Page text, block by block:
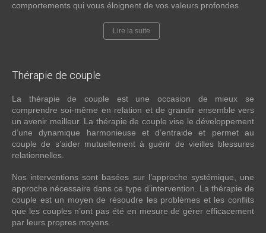
comportements qui vous éloignent de vos valeurs profondes.
Lire la suite
Thérapie de couple
La thérapie de couple est une occasion de mieux se
comprendre soi-même en relation et de grandir ensemble vers
un avenir meilleur. La thérapie de couple vise le développement
d’une dynamique harmonieuse et d’entraide et permet au
couple de s’aider mutuellement à guérir de vieilles blessures
relationnelles.
Nos interventions sont basées sur l’approche systémique, une
approche nécessaire dans ce type d’intervention. La thérapie de
couple est un moyen de résoudre les problèmes et les conflits
que les couples n’ont pas été en mesure de gérer efficacement
par leurs propres moyens.